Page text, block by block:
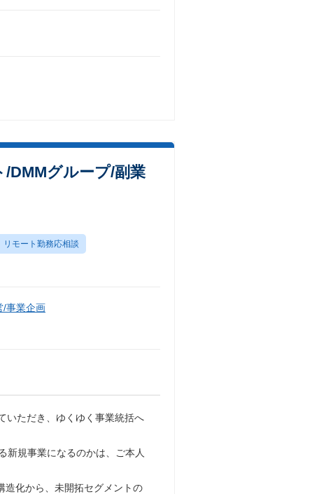
DMMグループ/副業
リモート勤務応相談
/事業企画
いただき、ゆくゆく事業統括へ
新規事業になるのかは、ご本人
造化から、未開拓セグメントの